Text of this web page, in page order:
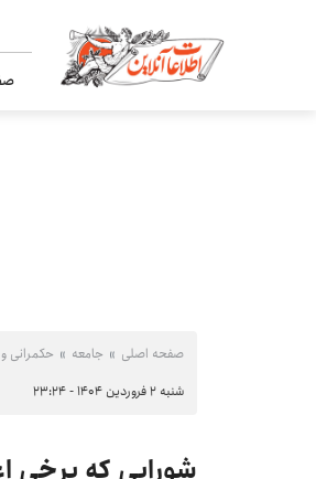
صفحه اصلی جامعه حکمرانی
شنبه ۲ فروردین ۱۴۰۴ - ۲۳:۲۴
شورایی که برخی